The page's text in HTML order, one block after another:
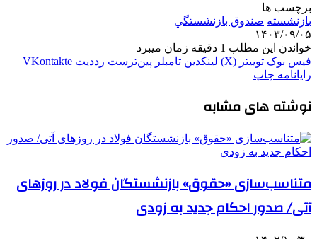
برچسب ها
بازنشسته صندوق بازنشستگي
۱۴۰۳/۰۹/۰۵
خواندن این مطلب 1 دقیقه زمان میبرد
فیس بوک توییتر (X) لینکدین ‫تامبلر ‫پین‌ترست ‫رددیت ‫VKontakte
رایانامه چاپ
نوشته های مشابه
متناسب‌سازی «حقوق» بازنشستگان فولاد در روزهای
آتی/ صدور احکام جدید به زودی